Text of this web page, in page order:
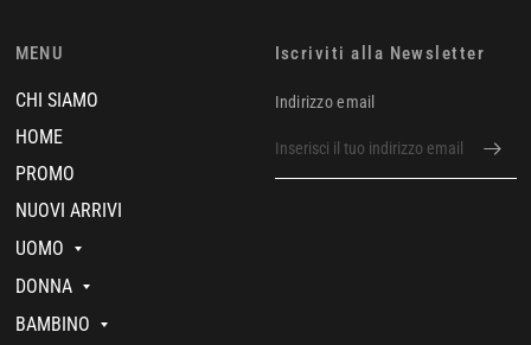
MENU
CHI SIAMO
HOME
PROMO
NUOVI ARRIVI
UOMO
DONNA
BAMBINO
Iscriviti alla Newsletter
Indirizzo email